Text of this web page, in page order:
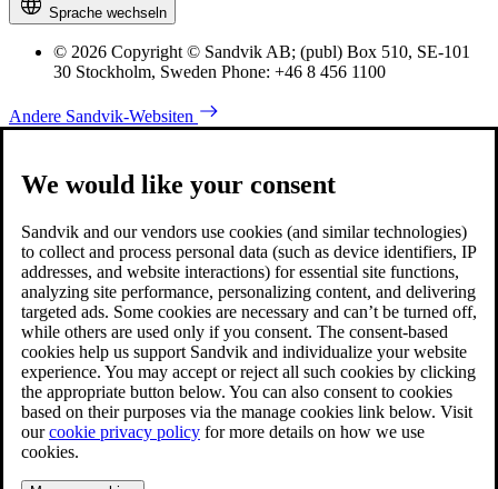
Sprache wechseln
© 2026 Copyright © Sandvik AB; (publ) Box 510, SE-101
30 Stockholm, Sweden Phone: +46 8 456 1100
Andere Sandvik-Websiten
We would like your consent
Sandvik and our vendors use cookies (and similar technologies)
to collect and process personal data (such as device identifiers, IP
addresses, and website interactions) for essential site functions,
analyzing site performance, personalizing content, and delivering
targeted ads. Some cookies are necessary and can’t be turned off,
while others are used only if you consent. The consent-based
cookies help us support Sandvik and individualize your website
experience. You may accept or reject all such cookies by clicking
the appropriate button below. You can also consent to cookies
based on their purposes via the manage cookies link below. Visit
ourcookie privacy policy for more details on how we use
cookies.